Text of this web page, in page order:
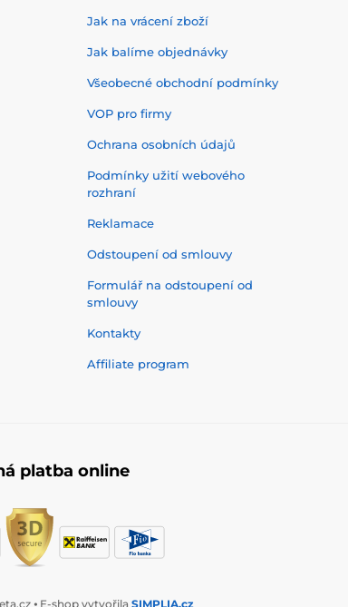
Jak na vrácení zboží
Jak balíme objednávky
Všeobecné obchodní podmínky
VOP pro firmy
Ochrana osobních údajů
Podmínky užití webového
rozhraní
Reklamace
Odstoupení od smlouvy
Formulář na odstoupení od
smlouvy
Kontakty
Affiliate program
platba online
⦁ E-shop vytvořila SIMPLIA.cz